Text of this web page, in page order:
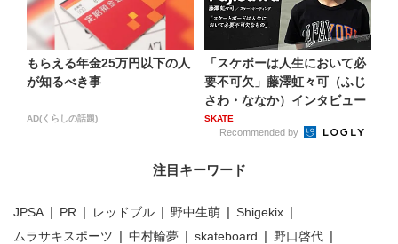
もらえる年金25万円以下の人
が知るべき事
AD(くらしの話題)
「スケボーは人生において必
要不可欠」藤澤虹々可（ふじ
さわ・ななか）インタビュー
SKATE
Recommended by
注目キーワード
JPSA PR レッドブル 野中生萌
Shigekix
ムラサキスポーツ
中村輪夢 skateboard
野口啓代